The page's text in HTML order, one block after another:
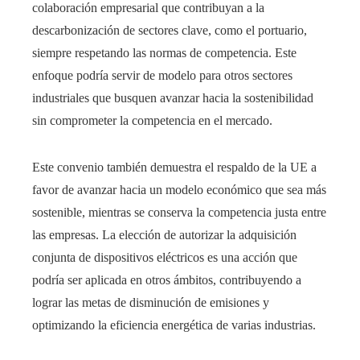
colaboración empresarial que contribuyan a la
descarbonización de sectores clave, como el portuario,
siempre respetando las normas de competencia. Este
enfoque podría servir de modelo para otros sectores
industriales que busquen avanzar hacia la sostenibilidad
sin comprometer la competencia en el mercado.
Este convenio también demuestra el respaldo de la UE a
favor de avanzar hacia un modelo económico que sea más
sostenible, mientras se conserva la competencia justa entre
las empresas. La elección de autorizar la adquisición
conjunta de dispositivos eléctricos es una acción que
podría ser aplicada en otros ámbitos, contribuyendo a
lograr las metas de disminución de emisiones y
optimizando la eficiencia energética de varias industrias.